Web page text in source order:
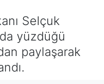
Selçuk
yüzdüğü
paylaşarak